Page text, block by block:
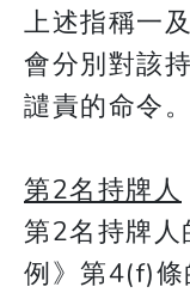
上述指稱一
會分別對該
譴責的命令。
第2名持牌人
第2名持牌人
例》第4(f)條